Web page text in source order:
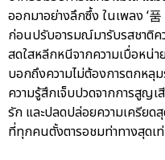
ออกมาอย่างลึกซึ้ง ในเพลง ‘
ก่อนปรับอารมณ์มารับรสชาติค
สดใสหลีกหนีจากความเบื่อหน่า
บอกถึงความไม่ต้องการตกหลุ
ความรู้สึกเจ็บปวดจากการสูญ
รัก และปลดปล่อยความเครียด
ที่ทุกคนตั้งตารอชมท่าทางสุดเ